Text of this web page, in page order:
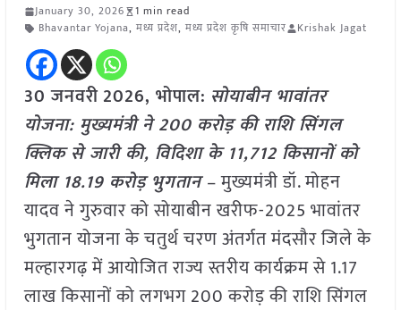
January 30, 2026
1 min read
Bhavantar Yojana, मध्य प्रदेश, मध्य प्रदेश कृषि समाचार Krishak Jagat
30 जनवरी2026, भोपाल: सोयाबीन भावांतर
योजना: मुख्यमंत्री ने 200 करोड़ की राशि सिंगल
क्लिक से जारी की, विदिशा के 11,712 किसानों को
मिला 18.19 करोड़ भुगतान– मुख्यमंत्री डॉ. मोहन
यादव ने गुरुवार को सोयाबीन खरीफ-2025 भावांतर
भुगतान योजना के चतुर्थ चरण अंतर्गत मंदसौर जिले के
मल्हारगढ़ में आयोजित राज्य स्तरीय कार्यक्रम से 1.17
लाख किसानों को लगभग 200 करोड़ की राशि सिंगल